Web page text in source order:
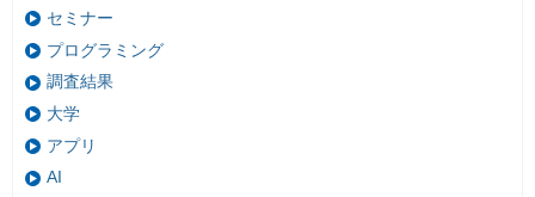
セミナー
プログラミング
調査結果
大学
アプリ
AI